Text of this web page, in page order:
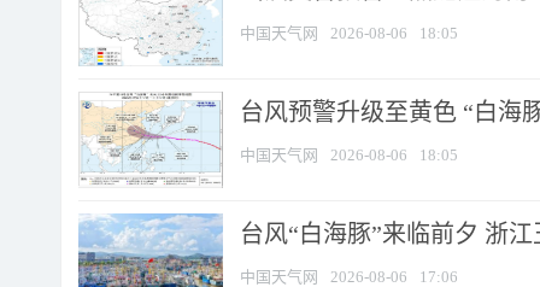
中国天气网 2026-08-06 18:05
台风预警升级至黄色 “白海
中国天气网 2026-08-06 18:05
台风“白海豚”来临前夕 浙
中国天气网 2026-08-06 17:06